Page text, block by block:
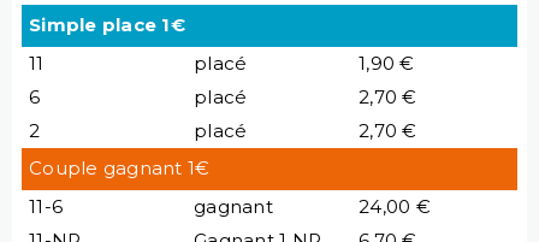
Simple place 1€
11
placé
1,90 €
6
placé
2,70 €
2
placé
2,70 €
Couple gagnant 1€
11-6
gagnant
24,00 €